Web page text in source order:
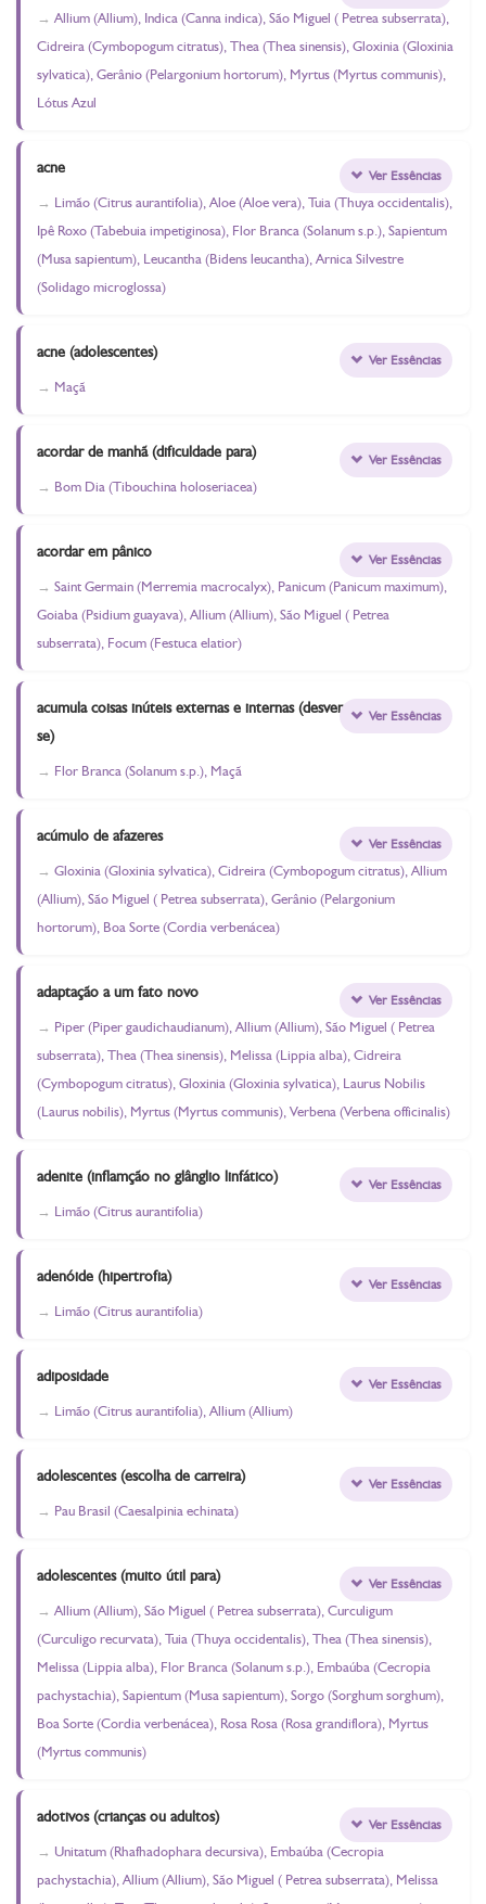
Allium (Allium), Indica (Canna indica), São Miguel ( Petrea subserrata),
Cidreira (Cymbopogum citratus), Thea (Thea sinensis), Gloxinia (Gloxinia
sylvatica), Gerânio (Pelargonium hortorum), Myrtus (Myrtus communis),
Lótus Azul
acne
Limão (Citrus aurantifolia), Aloe (Aloe vera), Tuia (Thuya occidentalis),
Ipê Roxo (Tabebuia impetiginosa), Flor Branca (Solanum s.p.), Sapientum
(Musa sapientum), Leucantha (Bidens leucantha), Arnica Silvestre
(Solidago microglossa)
Ver Essências
acne (adolescentes)
Maçã
Ver Essências
acordar de manhã (dificuldade para)
Bom Dia (Tibouchina holoseriacea)
Ver Essências
acordar em pânico
Saint Germain (Merremia macrocalyx), Panicum (Panicum maximum),
Goiaba (Psidium guayava), Allium (Allium), São Miguel ( Petrea
subserrata), Focum (Festuca elatior)
Ver Essências
acumula coisas inúteis externas e internas (desvencilhar-
se)
Flor Branca (Solanum s.p.), Maçã
Ver Essências
acúmulo de afazeres
Gloxinia (Gloxinia sylvatica), Cidreira (Cymbopogum citratus), Allium
(Allium), São Miguel ( Petrea subserrata), Gerânio (Pelargonium
hortorum), Boa Sorte (Cordia verbenácea)
Ver Essências
adaptação a um fato novo
Piper (Piper gaudichaudianum), Allium (Allium), São Miguel ( Petrea
subserrata), Thea (Thea sinensis), Melissa (Lippia alba), Cidreira
(Cymbopogum citratus), Gloxinia (Gloxinia sylvatica), Laurus Nobilis
(Laurus nobilis), Myrtus (Myrtus communis), Verbena (Verbena officinalis)
Ver Essências
adenite (inflamção no glânglio linfático)
Limão (Citrus aurantifolia)
Ver Essências
adenóide (hipertrofia)
Limão (Citrus aurantifolia)
Ver Essências
adiposidade
Limão (Citrus aurantifolia), Allium (Allium)
Ver Essências
adolescentes (escolha de carreira)
Pau Brasil (Caesalpinia echinata)
Ver Essências
adolescentes (muito útil para)
Allium (Allium), São Miguel ( Petrea subserrata), Curculigum
(Curculigo recurvata), Tuia (Thuya occidentalis), Thea (Thea sinensis),
Melissa (Lippia alba), Flor Branca (Solanum s.p.), Embaúba (Cecropia
pachystachia), Sapientum (Musa sapientum), Sorgo (Sorghum sorghum),
Boa Sorte (Cordia verbenácea), Rosa Rosa (Rosa grandiflora), Myrtus
(Myrtus communis)
Ver Essências
adotivos (crianças ou adultos)
Unitatum (Rhafhadophara decursiva), Embaúba (Cecropia
pachystachia), Allium (Allium), São Miguel ( Petrea subserrata), Melissa
Ver Essências